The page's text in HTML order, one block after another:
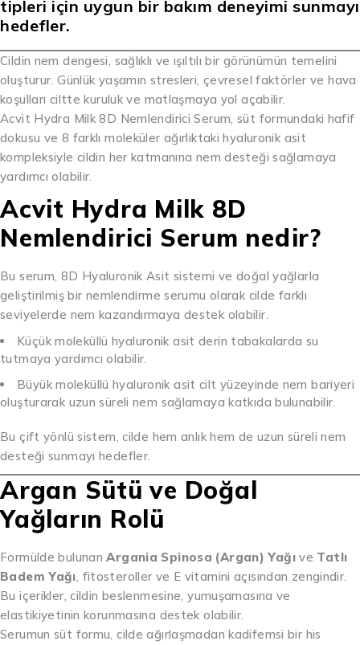
tipleri için uygun bir bakım deneyimi sunmayı
hedefler.
Cildin nem dengesi, sağlıklı ve ışıltılı bir görünümün temelini
oluşturur. Günlük yaşamın stresleri, çevresel faktörler ve hava
koşulları ciltte kuruluk ve matlaşmaya yol açabilir.
Acvit Hydra Milk 8D Nemlendirici Serum, süt formundaki hafif
dokusu ve 8 farklı moleküler ağırlıktaki hyaluronik asit
kompleksiyle cildin her katmanına nem desteği sağlamaya
yardımcı olabilir.
Acvit Hydra Milk 8D
Nemlendirici Serum nedir?
Bu serum, 8D Hyaluronik Asit sistemi ve doğal yağlarla
geliştirilmiş bir nemlendirme serumu olarak cilde farklı
seviyelerde nem kazandırmaya destek olabilir.
Küçük moleküllü hyaluronik asit derin tabakalarda su
tutmaya yardımcı olabilir.
Büyük moleküllü hyaluronik asit cilt yüzeyinde nem bariyeri
oluşturarak uzun süreli nem sağlamaya katkıda bulunabilir.
Bu çift yönlü sistem, cilde hem anlık hem de uzun süreli nem
desteği sunmayı hedefler.
Argan Sütü ve Doğal
Yağların Rolü
Formülde bulunanArgania Spinosa (Argan) Yağıve Tatlı
Badem Yağı, fitosteroller ve E vitamini açısından zengindir.
Bu içerikler, cildin beslenmesine, yumuşamasına ve
elastikiyetinin korunmasına destek olabilir.
Serumun süt formu, cilde ağırlaşmadan kadifemsi bir his